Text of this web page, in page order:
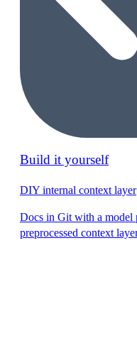
Build it yourself
DIY internal context layer